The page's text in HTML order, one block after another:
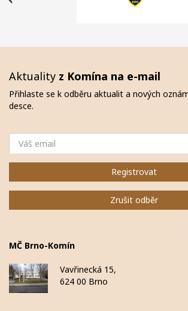
Aktuality z Komína na e-mail
Přihlaste se k odběru aktualit a nových
desce.
Registrovat
Zrušit odběr
MČ Brno-Komín
Vavřinecká 15,
624 00 Brno